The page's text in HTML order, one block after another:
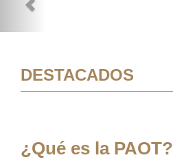
DESTACADOS
¿Qué es la PAOT?